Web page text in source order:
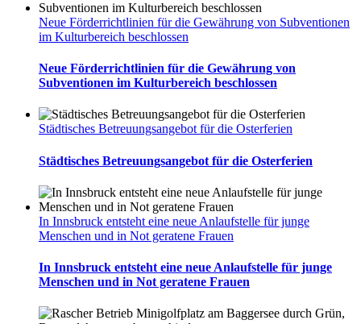
Neue Förderrichtlinien für die Gewährung von Subventionen
im Kulturbereich beschlossen
Neue Förderrichtlinien für die Gewährung von
Subventionen im Kulturbereich beschlossen
Städtisches Betreuungsangebot für die Osterferien
Städtisches Betreuungsangebot für die Osterferien
In Innsbruck entsteht eine neue Anlaufstelle für junge
Menschen und in Not geratene Frauen
In Innsbruck entsteht eine neue Anlaufstelle für junge
Menschen und in Not geratene Frauen